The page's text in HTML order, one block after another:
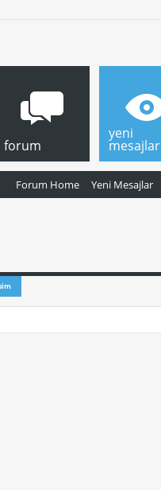
forum
Forum Home Yeni Mesajlar
yeni
mesajlar